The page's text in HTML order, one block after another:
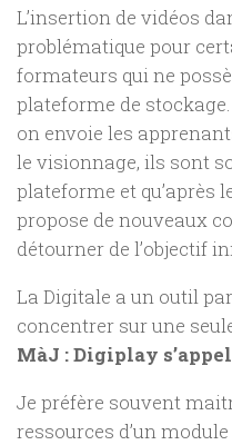
L’insertion de vidéos
problématique pour
formateurs qui ne
plateforme de
on envoie les
le visionnage, ils sont
plateforme et qu’après
propose de nouveaux
détourner de l’objectif
La Digitale a un outil
concentrer sur une
MàJ : Digiplay
Je préfère souvent
ressources d’un